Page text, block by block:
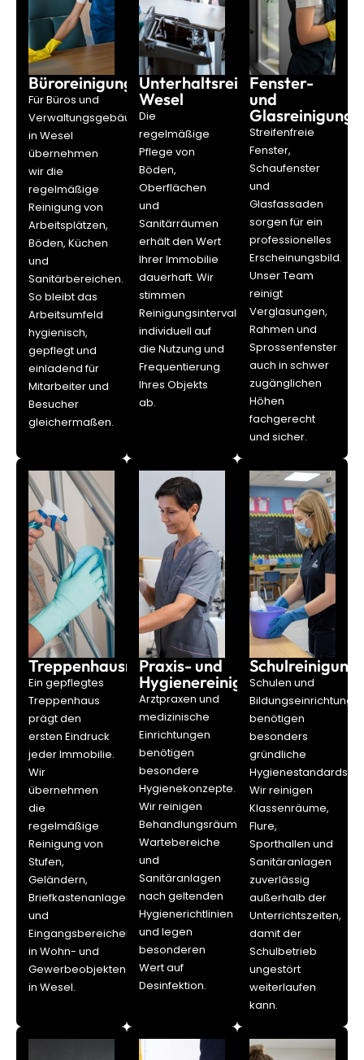
Büroreinigung
Für Büros und
Verwaltungsgebäude
in Wesel
übernehmen
wir die
regelmäßige
Reinigung von
Arbeitsplätzen,
Böden, Küchen
und
Sanitärbereichen.
So bleibt das
Arbeitsumfeld
hygienisch,
gepflegt und
einladend für
Mitarbeiter und
Besucher
gleichermaßen.
Unterhaltsreinigung
Wesel
Die
regelmäßige
Pflege von
Böden,
Oberflächen
und
Sanitärräumen
erhält den Wert
Ihrer Immobilie
dauerhaft. Wir
stimmen
Reinigungsintervalle
individuell auf
die Nutzung und
Frequentierung
Ihres Objekts
ab.
Fenster-
und
Glasreinigung
Streifenfreie
Fenster,
Schaufenster
und
Glasfassaden
sorgen für ein
professionelles
Erscheinungsbild.
Unser Team
reinigt
Verglasungen,
Rahmen und
Sprossenfenster
auch in schwer
zugänglichen
Höhen
fachgerecht
und sicher.
Treppenhausreinigung
Ein gepflegtes
Treppenhaus
prägt den
ersten Eindruck
jeder Immobilie.
Wir
übernehmen
die
regelmäßige
Reinigung von
Stufen,
Geländern,
Briefkastenanlagen
und
Eingangsbereichen
in Wohn- und
Gewerbeobjekten
in Wesel.
Praxis- und
Hygienereinigung
Arztpraxen und
medizinische
Einrichtungen
benötigen
besondere
Hygienekonzepte.
Wir reinigen
Behandlungsräume,
Wartebereiche
und
Sanitäranlagen
nach geltenden
Hygienerichtlinien
und legen
besonderen
Wert auf
Desinfektion.
Schulreinigung
Schulen und
benötigen
besonders
gründliche
Hygienestandards.
Wir reinigen
Klassenräume,
Flure,
Sporthallen und
Sanitäranlagen
zuverlässig
außerhalb der
Unterrichtszeiten,
damit der
Schulbetrieb
ungestört
weiterlaufen
kann.